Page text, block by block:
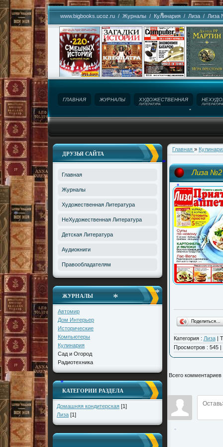
*
*
*
*
*
*
*
*
*
www.bigbooks.ucoz.ru / Журналы / Кулинария / Лиза / Лиза
ГЛАВНАЯ ЖУРНАЛЫ ХУДОЖЕСТВЕННАЯ
ЛИТЕРАТУРА ЛИТЕРАТУРА
Название сайта!
Главная »
Лиза №2
Поделиться…
Категория : Лиза |
Просмотров : 545|
Всего комментариев
ДРУЗЬЯ САЙТА
Главная
Журналы
Художественная Литература
НеХудожественная Литература
Детская Литература
Аудиокниги
Правообладателям
ЖУРНАЛЫ
Автомир
Дом Интерьер
Исторические
Компьютеры
Кулинария
Сад и Огород
Радиотехника
КАТЕГОРИИ РАЗДЕЛА
Домашняя кондитерская [1]
Лиза [1]